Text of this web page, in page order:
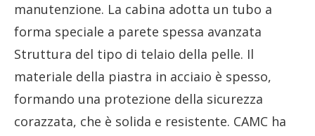
manutenzione. La cabina adotta un tubo a
forma speciale a parete spessa avanzata
Struttura del tipo di telaio della pelle. Il
materiale della piastra in acciaio è spesso,
formando una protezione della sicurezza
corazzata, che è solida e resistente. CAMC ha